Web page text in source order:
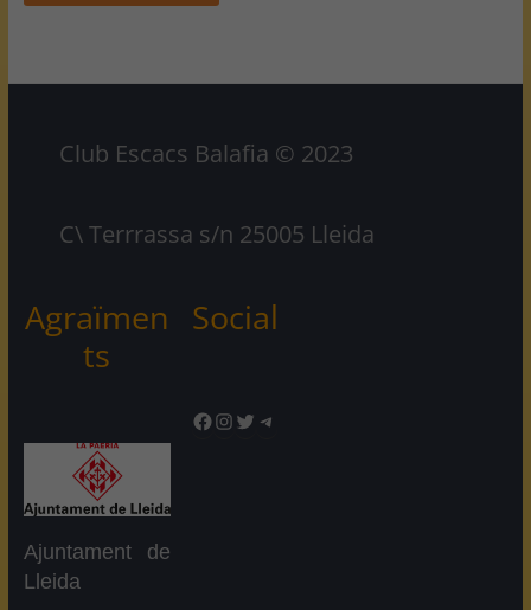
Club Escacs Balafia © 2023
C\ Terrrassa s/n 25005 Lleida
Agraïmen
ts
Ajuntament de
Lleida
Social
Facebook
Instagram
TwitterTelegram